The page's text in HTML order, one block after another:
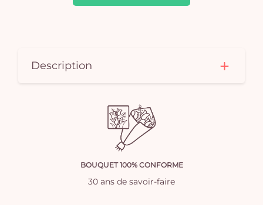
Description
BOUQUET 100% CONFORME
30 ans de savoir-faire